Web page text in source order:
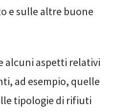
e sulle altre buone
alcuni aspetti relativi
ad esempio, quelle
tipologie di rifiuti